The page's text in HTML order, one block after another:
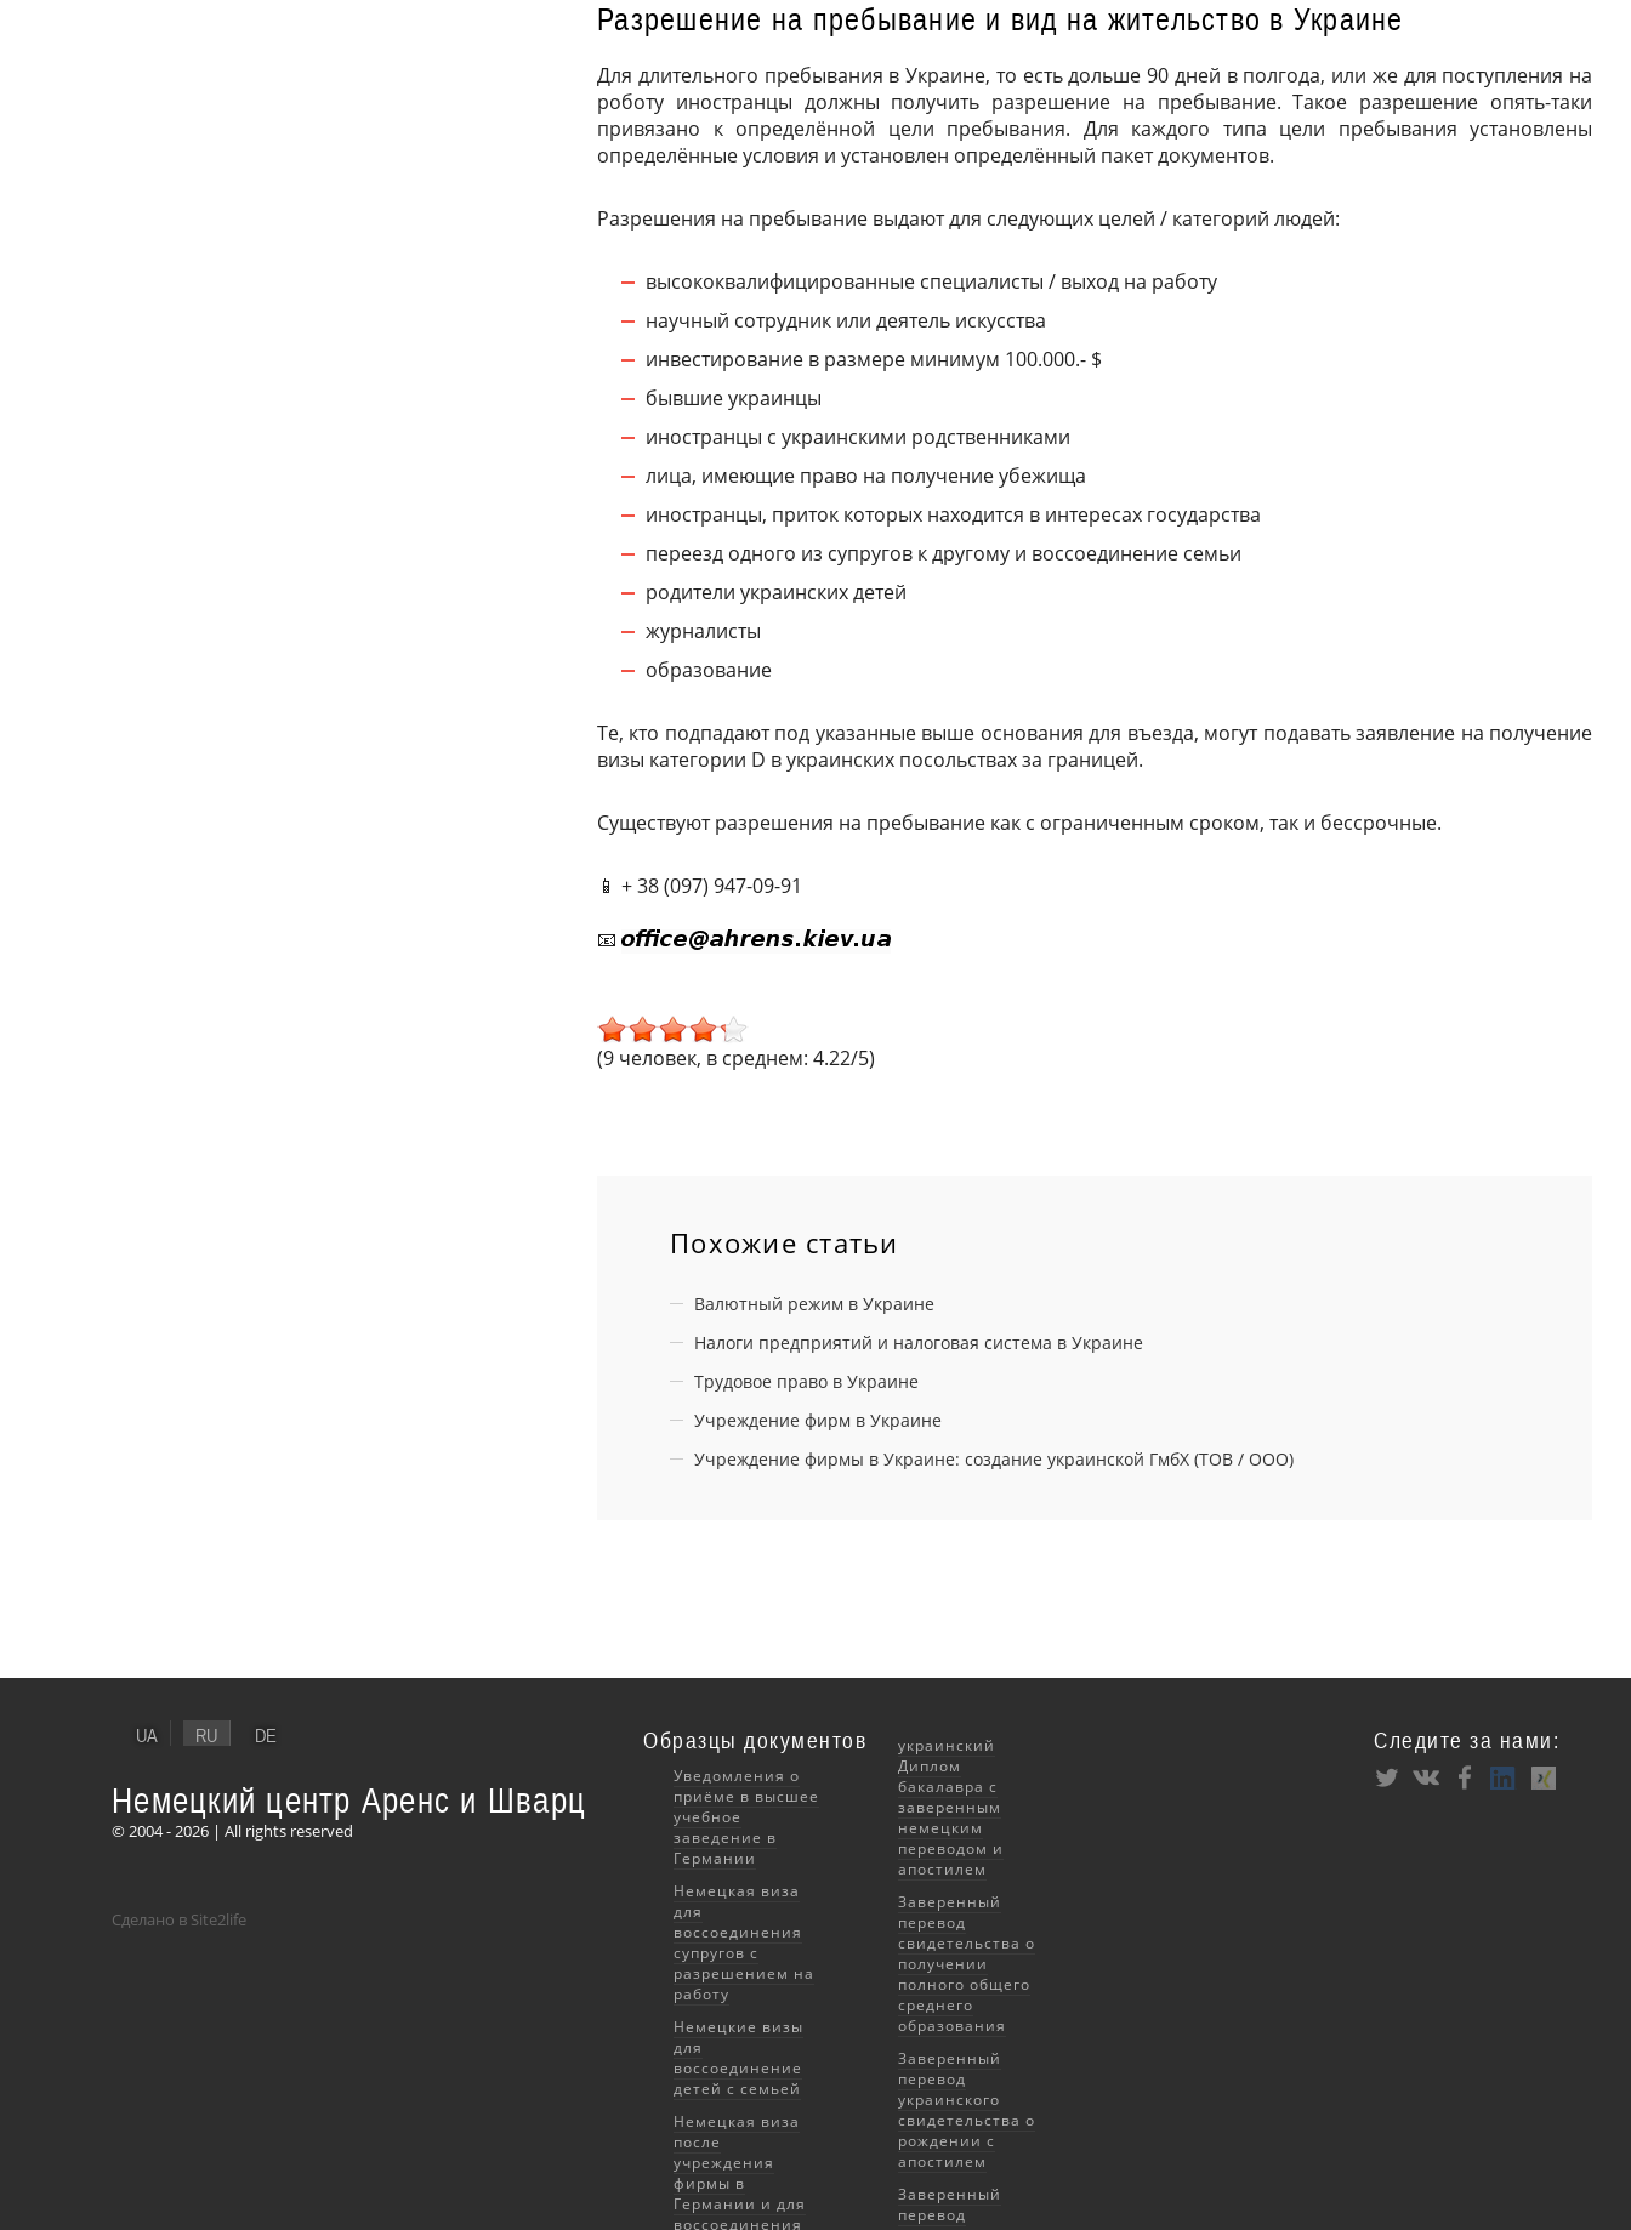
Разрешение на пребывание и вид на жительство в Украине
Для длительного пребывания в Украине, то есть дольше 90 дней в полгода, или же для поступления на
роботу иностранцы должны получить разрешение на пребывание. Такое разрешение опять-таки
привязано к определённой цели пребывания. Для каждого типа цели пребывания установлены
определённые условия и установлен определённый пакет документов.
Разрешения на пребывание выдают для следующих целей / категорий людей:
высококвалифицированные специалисты / выход на работу
научный сотрудник или деятель искусства
инвестирование в размере минимум 100.000.- $
бывшие украинцы
иностранцы с украинскими родственниками
лица, имеющие право на получение убежища
иностранцы, приток которых находится в интересах государства
переезд одного из супругов к другому и воссоединение семьи
родители украинских детей
журналисты
образование
Те, кто подпадают под указанные выше основания для въезда, могут подавать заявление на получение
визы категории D в украинских посольствах за границей.
Существуют разрешения на пребывание как с ограниченным сроком, так и бессрочные.
📱 + 38 (097) 947-09-91
📧
(9 человек, в среднем: 4.22/5)
Похожие статьи
Валютный режим в Украине
Налоги предприятий и налоговая система в Украине
Трудовое право в Украине
Учреждение фирм в Украине
Учреждение фирмы в Украине: создание украинской ГмбХ (ТОВ / ООО)
UA RU DE
Немецкий центр Аренс и Шварц
© 2004 - 2026 | All rights reserved
Сделано в Site2life
Образцы документов
Уведомления о
приёме в высшее
учебное
заведение в
Германии
Немецкая виза
для
воссоединения
супругов с
разрешением на
работу
Немецкие визы
для
воссоединение
детей с семьей
Немецкая виза
после
учреждения
фирмы в
Германии и для
воссоединения
украинский
Диплом
бакалавра с
заверенным
немецким
переводом и
апостилем
Заверенный
перевод
свидетельства о
получении
полного общего
среднего
образования
Заверенный
перевод
украинского
свидетельства о
рождении с
апостилем
Заверенный
перевод
Следите за нами: